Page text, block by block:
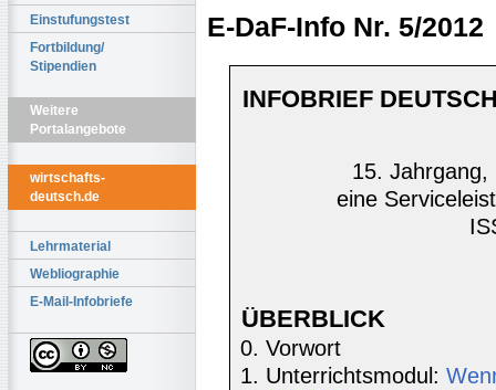
Einstufungstest
Fortbildung/
Stipendien
Weitere
Portalangebote
wirtschafts-
deutsch.de
Lehrmaterial
Webliographie
E-Mail-Infobriefe
E-DaF-Info Nr. 5/2012
INFOBRIEF
15. Jahrgang,
eine
ÜBERBLICK
Vorwort
Unterrichtsmodul: